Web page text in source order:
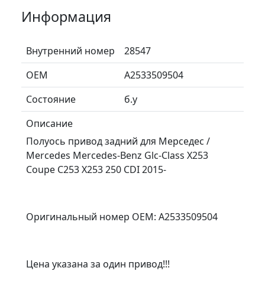
Информация
Внутренний номер
28547
ОЕМ
A2533509504
Состояние
б.у
Описание
Полуось привод задний для Мерседес /
Mercedes Mercedes-Benz Glc-Class X253
Coupe C253 X253 250 CDI 2015-
Оригинальный номер OEM: A2533509504
Цена указана за один привод!!!